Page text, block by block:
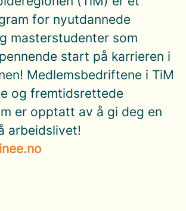
for nyutdannede
masterstudenter som
start på karrieren i
Medlemsbedriftene i TiM
og fremtidsrettede
er opptatt av å gi deg en
arbeidslivet!